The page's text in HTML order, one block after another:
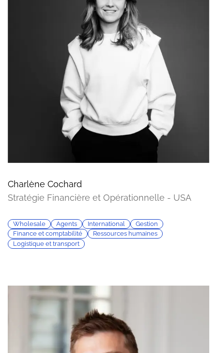
Charlène Cochard
Stratégie Financière et Opérationnelle - USA
Wholesale Agents International
Gestion
Finance et comptabilité
Ressources humaines
Logistique et transport